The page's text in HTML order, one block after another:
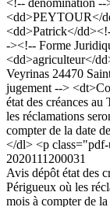
<dd>PEYTOUR</
<dd>Patrick</
-><!-- Forme
<dd>agriculteur</
Veyrinas 24470
jugement -->
état des créances
les réclamations
compter de la date
</dl> <p
2020111200031
Avis dépôt état des
Périgueux où les
mois à compter de